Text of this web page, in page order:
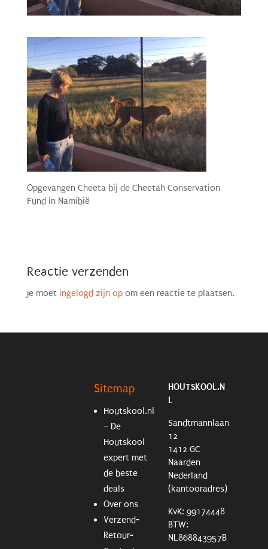
Opgevangen Cheeta bij de Cheetah Conservation
Fund in Namibië
Reactie verzenden
Je moet ingelogd zijn opom een reactie te plaatsen.
Sitemap
Houtskool.nl
– De
Houtskool
expert met
de beste
deals
Over ons
Verzend-
Retour-
HOUTSKOOL.N
L
Sandtmannlaan
12
1412 GC
Naarden
Nederland
(kantooradres)
KvK: 99174448
BTW:
NL868843957B